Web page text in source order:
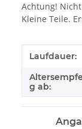
Achtung!
Kleine Teile.
Wert
Laufdauer:
g ab: